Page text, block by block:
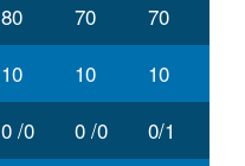
80 70
70
10 10
10
0 /0 0 /0
0/1